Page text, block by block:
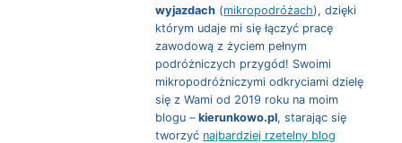
wyjazdach (mikropodróżach), dzięki
którym udaje mi się łączyć pracę
zawodową z życiem pełnym
podróżniczych przygód! Swoimi
mikropodróżniczymi odkryciami dzielę
się z Wami od 2019 roku na moim
blogu –kierunkowo.pl, starając się
tworzyć najbardziej rzetelny blog